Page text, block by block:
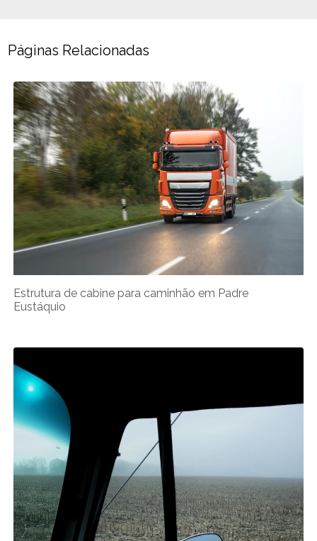
Páginas Relacionadas
Estrutura de cabine para caminhão em Padre
Eustáquio